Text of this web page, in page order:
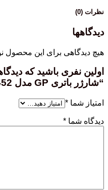
نظرات (0)
دیدگاهها
هیچ دیدگاهی برای این محصول
اولین نفری باشید که
“شارژر باتری GP مدل D851_M452”
امتیاز شما *
دیدگاه شما *